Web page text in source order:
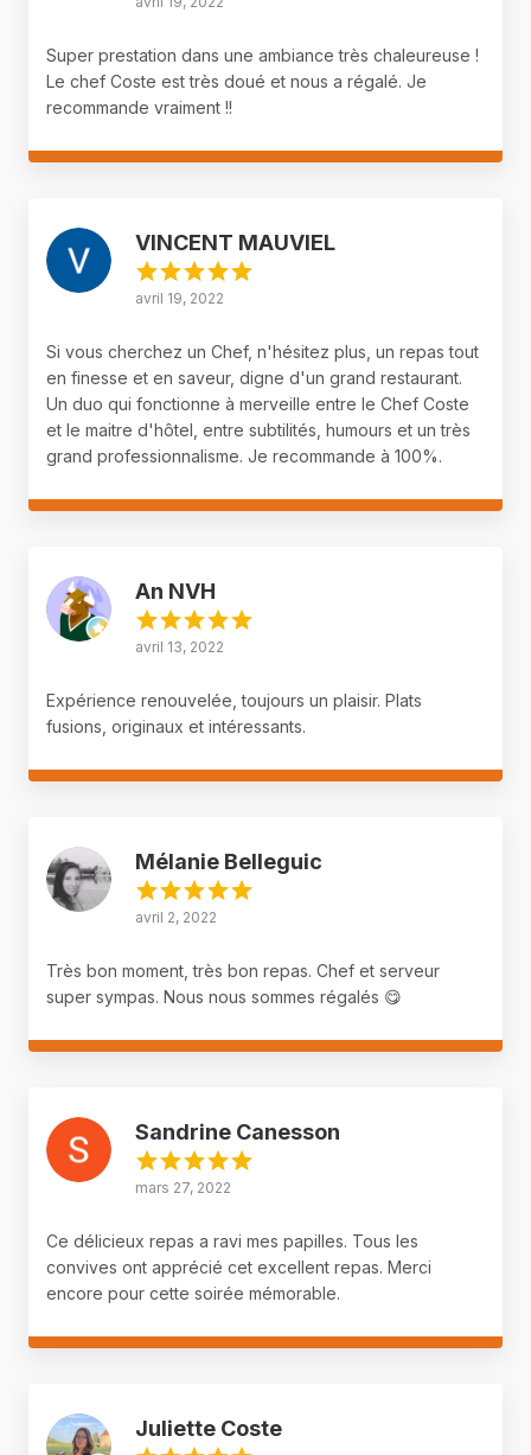
Super prestation dans une ambiance très chaleureuse !
Le chef Coste est très doué et nous a régalé. Je
recommande vraiment !!
VINCENT MAUVIEL
avril 19, 2022
Si vous cherchez un Chef, n'hésitez plus, un repas tout
en finesse et en saveur, digne d'un grand restaurant.
Un duo qui fonctionne à merveille entre le Chef Coste
et le maitre d'hôtel, entre subtilités, humours et un très
grand professionnalisme. Je recommande à 100%.
An NVH
avril 13, 2022
Expérience renouvelée, toujours un plaisir. Plats
fusions, originaux et intéressants.
Mélanie Belleguic
avril 2, 2022
Très bon moment, très bon repas. Chef et serveur
super sympas. Nous nous sommes régalés 😋
Sandrine Canesson
mars 27, 2022
Ce délicieux repas a ravi mes papilles. Tous les
convives ont apprécié cet excellent repas. Merci
encore pour cette soirée mémorable.
Juliette Coste